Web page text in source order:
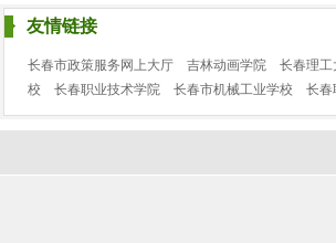
友情链接
长春市政策服务网上大厅 吉林动画学院 长春理工
校
长春职业技术学院 长春市机械工业学校 长春